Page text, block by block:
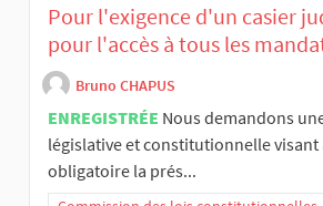
Pour l'exigence d'un casier
pour l'accès à tous les
Bruno CHAPUS
ENREGISTRÉE Nous demandons
législative et constitutionnelle visant
obligatoire la prés...